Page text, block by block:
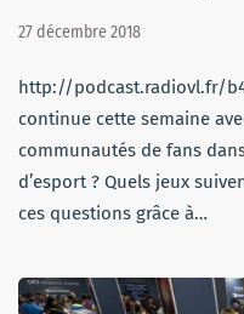
27 décembre 2018
http://podcast.radiovl.fr/
continue cette semaine
communautés de fans
d’esport ? Quels jeux
ces questions grâce à…